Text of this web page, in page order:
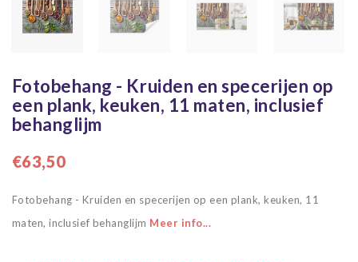
Fotobehang - Kruiden en specerijen op
een plank, keuken, 11 maten, inclusief
behanglijm
€63,50
Fotobehang - Kruiden en specerijen op een plank, keuken, 11
maten, inclusief behanglijm Meer info...